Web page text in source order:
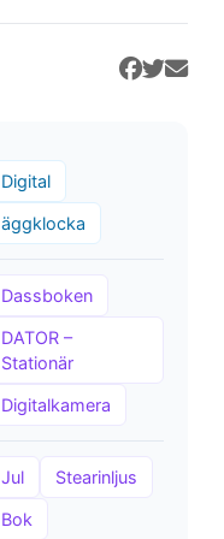
Digital
äggklocka
Dassboken
DATOR –
Stationär
Digitalkamera
Jul Stearinljus
Bok